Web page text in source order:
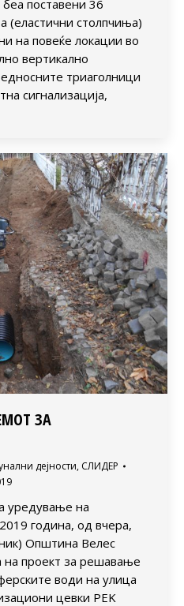
поставени 36
(еластични столпчиња)
на повеќе локации во
вертикално
триаголници
сигнализација,
ЗА
дејности, СЛИДЕР
уредување на
година, од вчера,
Општина Велес
на проект за решавање
води на улица
цевки PEK